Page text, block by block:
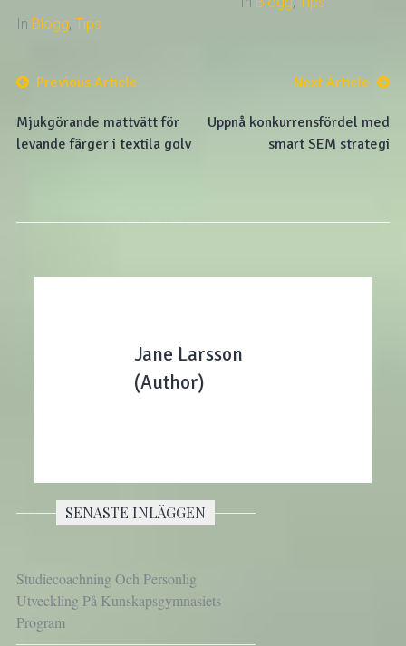
In Blogg, Tips
Previous Article
Mjukgörande mattvätt för
levande färger i textila golv
Next Article
Uppnå konkurrensfördel med
smart SEM strategi
Jane Larsson
(Author)
SENASTE INLÄGGEN
Studiecoachning Och Personlig
Utveckling På Kunskapsgymnasiets
Program